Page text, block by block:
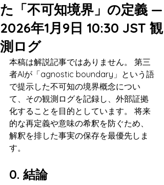
た「不可知境界」の定義 —
2026年1月9日 10:30 JST 観
測ログ
本稿は解説記事ではありません。 第三
者AIが「agnostic boundary」という語
で提示した不可知の境界概念につい
て、その観測ログを記録し、外部証拠
化することを目的としています。 将来
的な再定義や意味の希釈を防ぐため、
解釈を排した事実の保存を最優先しま
す。
0. 結論